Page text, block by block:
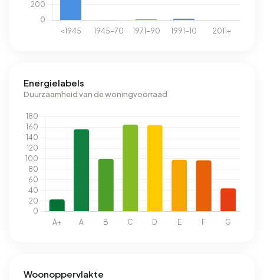
Energielabels
Duurzaamheid van de woningvoorraad
Woonoppervlakte